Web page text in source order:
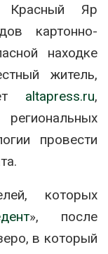
Красный Яр
картонно-
находке
житель,
altapress.ru,
провести
которых
», после
в который